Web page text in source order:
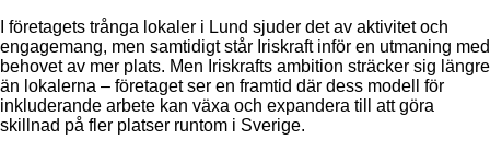
I företagets trånga lokaler i Lund sjuder det av aktivitet och
engagemang, men samtidigt står Iriskraft inför en utmaning med
behovet av mer plats. Men Iriskrafts ambition sträcker sig längre
än lokalerna – företaget ser en framtid där dess modell för
inkluderande arbete kan växa och expandera till att göra
skillnad på fler platser runtom i Sverige.